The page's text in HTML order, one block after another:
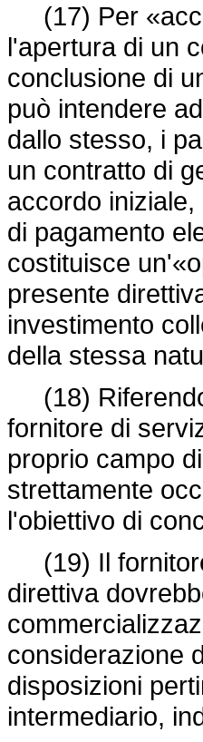
(17) Per
l'apertura di un
conclusione di
può intendere
dallo stesso, i
un contratto di
accordo
di pagamento
costituisce
presente
investimento
della stessa
(18)
fornitore di
proprio campo
strettamente
l'obiettivo di
(19) Il
direttiva
considerazione
disposizioni
intermediario,